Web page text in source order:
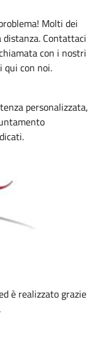
Molti dei
Contattaci
con i nostri
qui con noi.
personalizzata,
è realizzato grazie